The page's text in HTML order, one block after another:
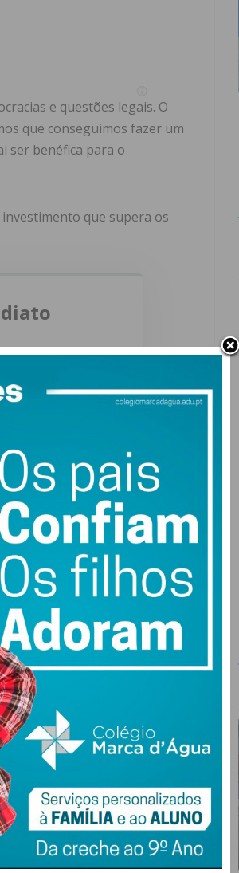
e questões legais. O
que conseguimos fazer um
ser benéfica para o
que supera os
a informação
Recolha do Lixo